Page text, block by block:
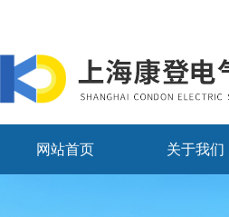
网站首页 关于我们